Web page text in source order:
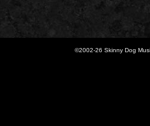
©2002-26 Skinny Dog